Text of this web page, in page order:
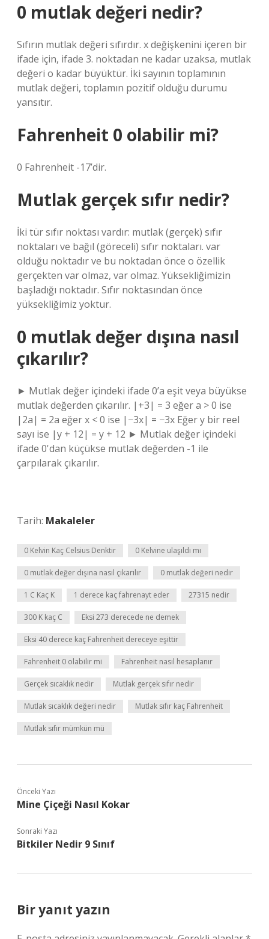
0 mutlak değeri nedir?
Sıfırın mutlak değeri sıfırdır. x değişkenini içeren bir
ifade için, ifade 3. noktadan ne kadar uzaksa, mutlak
değeri o kadar büyüktür. İki sayının toplamının
mutlak değeri, toplamın pozitif olduğu durumu
yansıtır.
Fahrenheit 0 olabilir mi?
0 Fahrenheit -17’dir.
Mutlak gerçek sıfır nedir?
İki tür sıfır noktası vardır: mutlak (gerçek) sıfır
noktaları ve bağıl (göreceli) sıfır noktaları. var
olduğu noktadır ve bu noktadan önce o özellik
gerçekten var olmaz, var olmaz. Yüksekliğimizin
başladığı noktadır. Sıfır noktasından önce
yüksekliğimiz yoktur.
0 mutlak değer dışına nasıl
çıkarılır?
► Mutlak değer içindeki ifade 0’a eşit veya büyükse
mutlak değerden çıkarılır. |+3| = 3 eğer a > 0 ise
|2a| = 2a eğer x < 0 ise |−3x| = −3x Eğer y bir reel
sayı ise |y + 12| = y + 12 ► Mutlak değer içindeki
ifade 0'dan küçükse mutlak değerden -1 ile
çarpılarak çıkarılır.
Tarih: Makaleler
0 Kelvin Kaç Celsius Denktir 0 Kelvine ulaşıldı mı
0 mutlak değer dışına nasıl çıkarılır 0 mutlak değeri nedir
1 C Kaç K 1 derece kaç fahrenayt eder 27315 nedir
300 K kaç C Eksi 273 derecede ne demek
Eksi 40 derece kaç Fahrenheit dereceye eşittir
Fahrenheit 0 olabilir mi Fahrenheit nasıl hesaplanır
Gerçek sıcaklık nedir Mutlak gerçek sıfır nedir
Mutlak sıcaklık değeri nedir Mutlak sıfır kaç Fahrenheit
Mutlak sıfır mümkün mü
Önceki Yazı
Mine Çiçeği Nasıl Kokar
Sonraki Yazı
Bitkiler Nedir 9 Sınıf
Bir yanıt yazın